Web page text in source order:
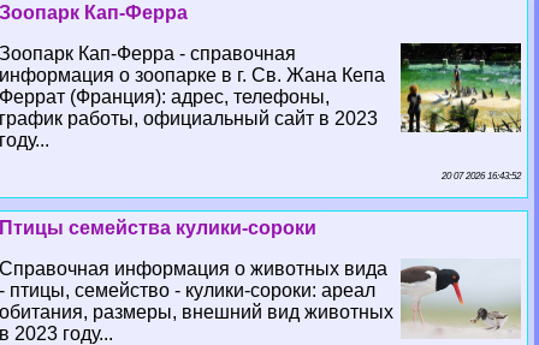
Зоопарк Кап-Ферра
Зоопарк Кап-Ферра - справочная
информация о зоопарке в г. Св. Жана Кепа
Феррат (Франция): адрес, телефоны,
график работы, официальный сайт в 2023
году...
20 07 2026 16:43:52
Птицы семейства кулики-сороки
Справочная информация о животных вида
- птицы, семейство - кулики-сороки: ареал
обитания, размеры, внешний вид животных
в 2023 году...